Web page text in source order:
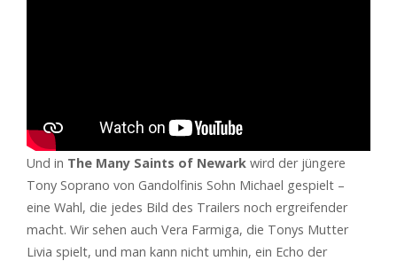
Und in The Many Saints of Newark wird der jüngere
Tony Soprano von Gandolfinis Sohn Michael gespielt –
eine Wahl, die jedes Bild des Trailers noch ergreifender
macht. Wir sehen auch Vera Farmiga, die Tonys Mutter
Livia spielt, und man kann nicht umhin, ein Echo der